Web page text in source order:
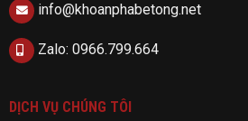
info@khoanphabetong.net
Zalo: 0966.799.664
DỊCH VỤ CHÚNG TÔI